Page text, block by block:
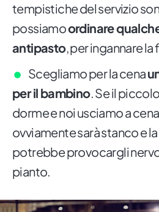
tempistiche del servizio
possiamoordinare
antipasto, per ingannare
Scegliamo per la cena
per il bambino. Se il
dorme e noi usciamo a
ovviamente sarà stanco e
potrebbe provocargli
pianto.